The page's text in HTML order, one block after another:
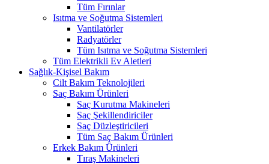
Tüm Fırınlar
Isıtma ve Soğutma Sistemleri
Vantilatörler
Radyatörler
Tüm Isıtma ve Soğutma Sistemleri
Tüm Elektrikli Ev Aletleri
Sağlık-Kişisel Bakım
Cilt Bakım Teknolojileri
Saç Bakım Ürünleri
Saç Kurutma Makineleri
Saç Şekillendiriciler
Saç Düzleştiricileri
Tüm Saç Bakım Ürünleri
Erkek Bakım Ürünleri
Tıraş Makineleri